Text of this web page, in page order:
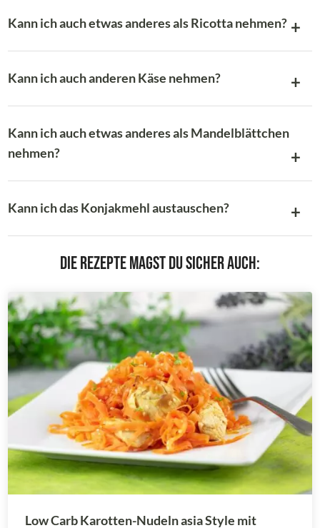
Kann ich auch etwas anderes als Ricotta nehmen?
Kann ich auch anderen Käse nehmen?
Kann ich auch etwas anderes als Mandelblättchen
nehmen?
Kann ich das Konjakmehl austauschen?
Die Rezepte magst du sicher auch:
Low Carb Karotten-Nudeln asia Style mit